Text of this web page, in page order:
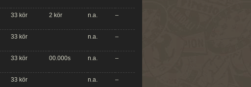
33 kör 2 kör n.a. –
33 kör n.a. –
33 kör 00.000s n.a. –
33 kör n.a. –